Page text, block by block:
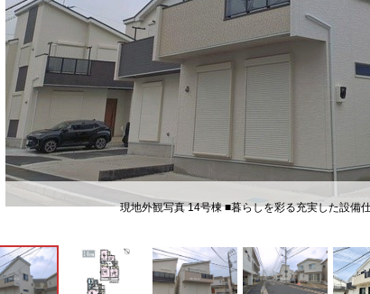
現地外観写真 14号棟 ■暮らしを彩る充実した設備